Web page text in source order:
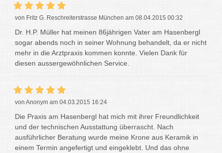
von Fritz G. Reschreiterstrasse München am 08.04.2015 00:32
Dr. H.P. Müller hat meinen 86jährigen Vater am Hasenbergl
sogar abends noch in seiner Wohnung behandelt, da er nicht
mehr in die Arztpraxis kommen konnte. Vielen Dank für
diesen aussergewöhnlichen Service.
von Anonym am 04.03.2015 16:24
Die Praxis am Hasenbergl hat mich mit ihrer Freundlichkeit
und der technischen Ausstattung überrascht. Nach
ausführlicher Beratung wurde meine Krone aus Keramik in
einem Termin angefertigt und eingeklebt. Und das ohne